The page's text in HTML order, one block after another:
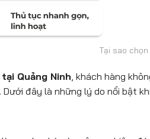
Tại sao
Quảng Ninh, khách hàng
đây là những lý do nổi bật